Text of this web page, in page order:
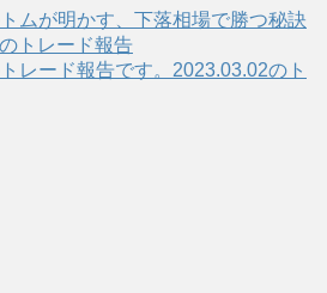
ムが明かす、下落相場で勝つ秘訣
トレード報告
レード報告です。2023.03.02のト